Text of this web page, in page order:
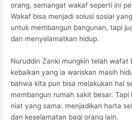
orang, semangat wakaf seperti ini
Wakaf bisa menjadi solusi sosial
untuk membangun bangunan, tapi
dan menyelamatkan hidup.
Nuruddin Zanki mungkin telah wafat
kebaikan yang ia wariskan masih
bahwa kita pun bisa melakukan hal
membangun rumah sakit besar.
niat yang sama: menjadikan harta
dan keselamatan bagi orang lain.